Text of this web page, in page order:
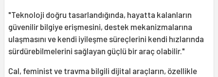
"Teknoloji doğru tasarlandığında, hayatta kalanların
güvenilir bilgiye erişmesini, destek mekanizmalarına
ulaşmasını ve kendi iyileşme süreçlerini kendi hızlarında
sürdürebilmelerini sağlayan güçlü bir araç olabilir."
Cal, feminist ve travma bilgili dijital araçların, özellikle